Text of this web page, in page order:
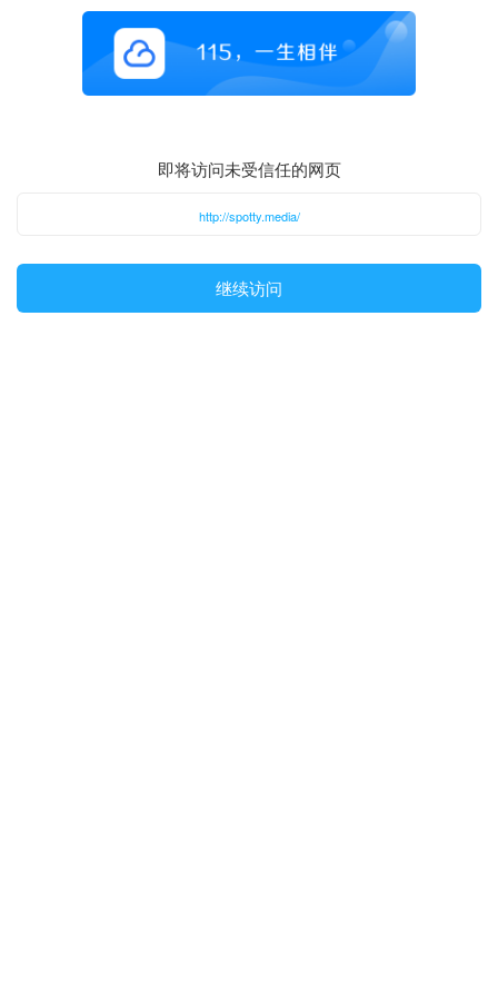
即将访问未受信任的网页
http://spotty.media/
继续访问